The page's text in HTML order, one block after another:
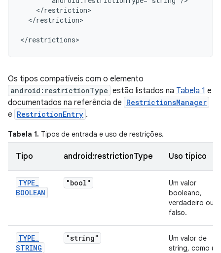
</restriction>
</restrictions>
Os tipos compatíveis com o elemento
android:restrictionType estão listados na Tabela 1 e
documentados na referência de RestrictionsManager
e RestrictionEntry .
Tabela 1. Tipos de entrada e uso de restrições.
Tipo android:restrictionType Uso típico
TYPE_
BOOLEAN
"bool"
Um valor
booleano,
verdadeiro ou
falso.
TYPE_
STRING
"string"
Um valor de
string, como um